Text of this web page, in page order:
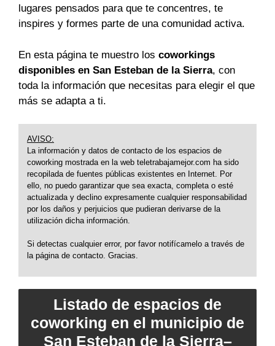
lugares pensados para que te concentres, te
inspires y formes parte de una comunidad activa.
En esta página te muestro los coworkings
disponibles en San Esteban de la Sierra, con
toda la información que necesitas para elegir el que
más se adapta a ti.
AVISO:
La información y datos de contacto de los espacios de
coworking mostrada en la web teletrabajamejor.com ha sido
recopilada de fuentes públicas existentes en Internet. Por
ello, no puedo garantizar que sea exacta, completa o esté
actualizada y declino expresamente cualquier responsabilidad
por los daños y perjuicios que pudieran derivarse de la
utilización dicha información.
Si detectas cualquier error, por favor notifícamelo a través de
la página de contacto. Gracias.
Listado de espacios de
coworking en el municipio de
San Esteban de la Sierra–